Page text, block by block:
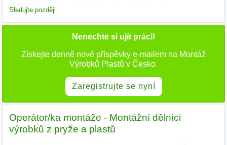
Sledujte později
Nenechte si ujít práci!
Získejte denně nové příspěvky e-mailem na Montáž
Výrobků Plastů v Česko.
Zaregistrujte se nyní
Operátor/ka montáže - Montážní dělníci
výrobků z pryže a plastů